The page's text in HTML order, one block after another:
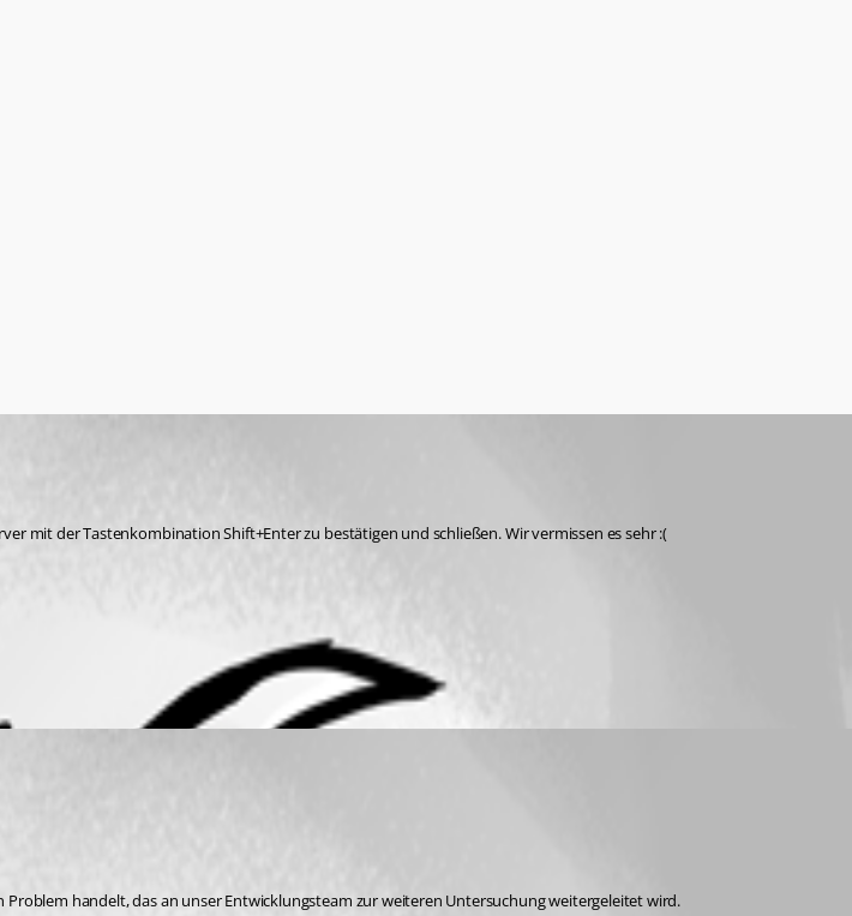
mit der Tastenkombination Shift+Enter zu bestätigen und schließen. Wir vermissen es sehr :(
handelt, das an unser Entwicklungsteam zur weiteren Untersuchung weitergeleitet wird.